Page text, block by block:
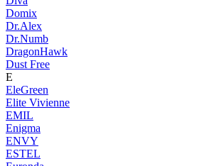
Domix
Dr.Alex
Dr.Numb
DragonHawk
Dust Free
E
EleGreen
Elite Vivienne
EMIL
Enigma
ENVY
ESTEL